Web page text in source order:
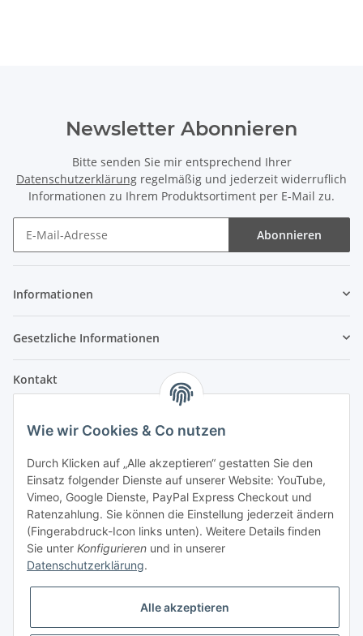
Newsletter Abonnieren
Bitte senden Sie mir entsprechend Ihrer
Datenschutzerklärung regelmäßig und jederzeit widerruflich
Informationen zu Ihrem Produktsortiment per E-Mail zu.
Abonnieren
Informationen
Gesetzliche Informationen
Kontakt
Im Weiherfeld 10
Montag bis Freitag
Ladengeschäft: 8.00 Uhr - 17.00 Uhr
Werkstatt: 7.30 Uhr - 16.30 Uhr
Samstag
Bezahlvarianten
Wie wir Cookies & Co nutzen
Durch Klicken auf „Alle akzeptieren“ gestatten Sie den
Einsatz folgender Dienste auf unserer Website: YouTube,
Vimeo, Google Dienste, PayPal Express Checkout und
Ratenzahlung. Sie können die Einstellung jederzeit ändern
(Fingerabdruck-Icon links unten). Weitere Details finden
Sie unter Konfigurieren und in unserer
Datenschutzerklärung.
Alle akzeptieren